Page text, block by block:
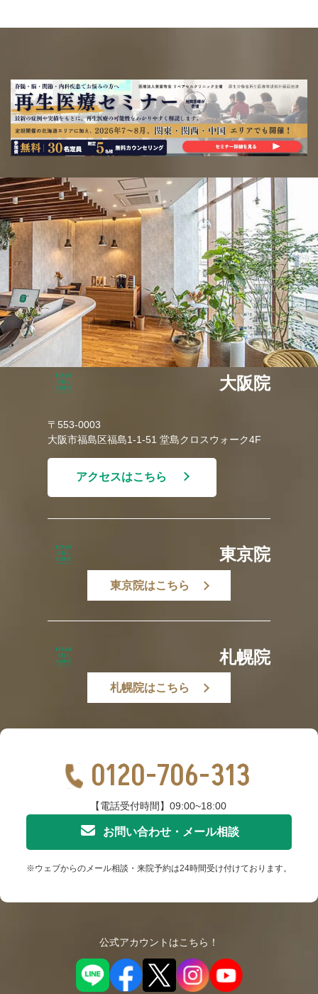
大阪院
〒553-0003
大阪市福島区福島1-1-51 堂島クロスウォーク4F
アクセスはこちら
東京院
東京院はこちら
札幌院
札幌院はこちら
0120-706-313
【電話受付時間】09:00~18:00
お問い合わせ・メール相談
※ウェブからのメール相談・来院予約は24時間受け付けております。
公式アカウントはこちら！